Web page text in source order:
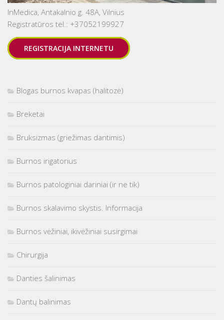
InMedica, Antakalnio g. 48A, Vilnius
Registratūros tel.: +37052199927
REGISTRACIJA INTERNETU
Blogas burnos kvapas (halitozė)
Breketai
Bruksizmas (griežimas dantimis)
Burnos irigatorius
Burnos patologiniai dariniai (ir ne tik)
Burnos skalavimo skystis. Informacija
Burnos vėžiniai, ikivėžiniai susirgimai
Chirurgija
Danties šalinimas
Dantų balinimas